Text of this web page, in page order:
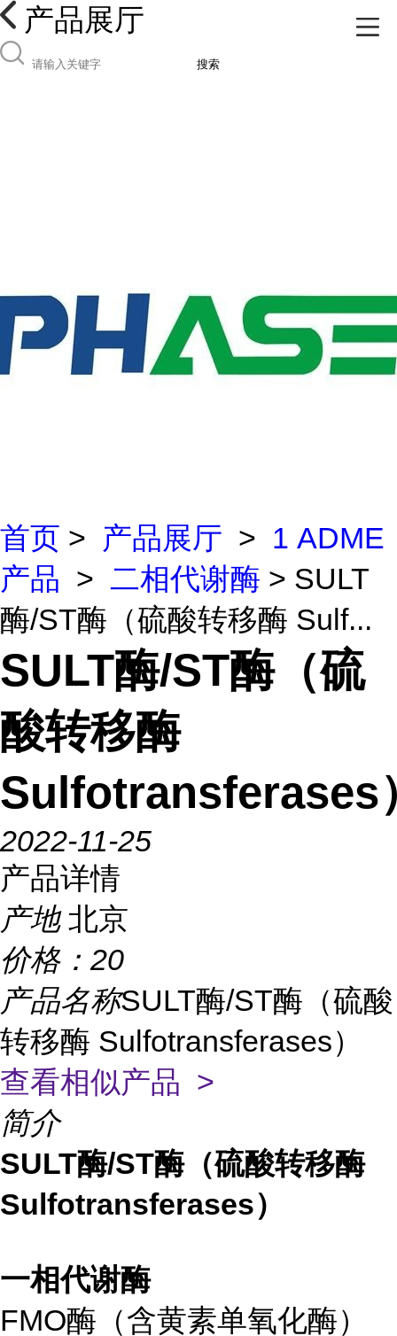
产品展厅
搜索
首页 > 产品展厅 > 1 ADME
产品 > 二相代谢酶 > SULT
酶/ST酶（硫酸转移酶 Sulf...
SULT酶/ST酶（硫
酸转移酶
Sulfotransferases
2022-11-25
产品详情
产地 北京
价格： 20
产品名称SULT酶/ST酶（硫酸
转移酶 Sulfotransferases）
查看相似产品 >
简介
SULT酶/ST酶（硫酸转移酶
Sulfotransferases）
一相代谢酶
FMO酶（含黄素单氧化酶）